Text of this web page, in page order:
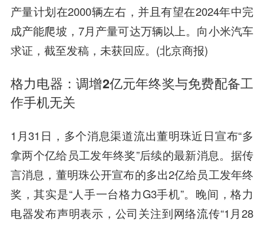
产量计划在2000辆左右，并且有望在2024年中完
成产能爬坡，7月产量可达万辆以上。向小米汽车
求证，截至发稿，未获回应。(北京商报)
格力电器：调增2亿元年终奖与免费配备工
作手机无关
1月31日，多个消息渠道流出董明珠近日宣布“多
拿两个亿给员工发年终奖”后续的最新消息。据传
言消息，董明珠公开宣布的多出2亿给员工发年终
奖，其实是“人手一台格力G3手机”。晚间，格力
电器发布声明表示，公司关注到网络流传“1月28